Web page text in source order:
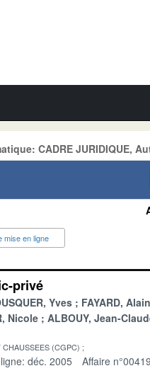
CADRE JURIDIQUE,
mise en ligne
privé
Yves FAYARD, Alain
Nicole ALBOUY, Jean-
(CGPC)
déc. 2005 Affaire